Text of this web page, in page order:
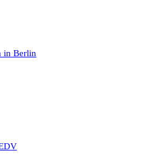
in Berlin